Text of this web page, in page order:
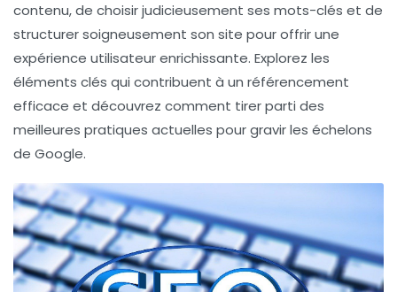
contenu, de choisir judicieusement ses mots-clés et de
structurer soigneusement son site pour offrir une
expérience utilisateur enrichissante. Explorez les
éléments clés qui contribuent à un référencement
efficace et découvrez comment tirer parti des
meilleures pratiques actuelles pour gravir les échelons
de Google.